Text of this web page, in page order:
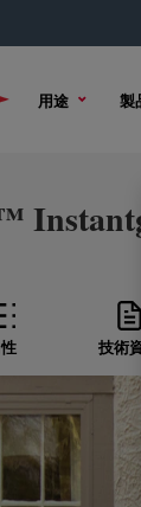
用途 製
技術資